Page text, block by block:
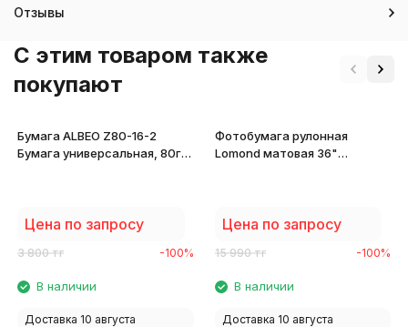
Отзывы
C этим товаром также
покупают
Бумага ALBEO Z80-16-2
Бумага универсальная, 80г/
Цена по запросу
3 800 тг -100%
В наличии
Доставка 10 августа
Фотобумага рулонная
Lomond матовая 36"
Цена по запросу
15 990 тг -100%
В наличии
Доставка 10 августа